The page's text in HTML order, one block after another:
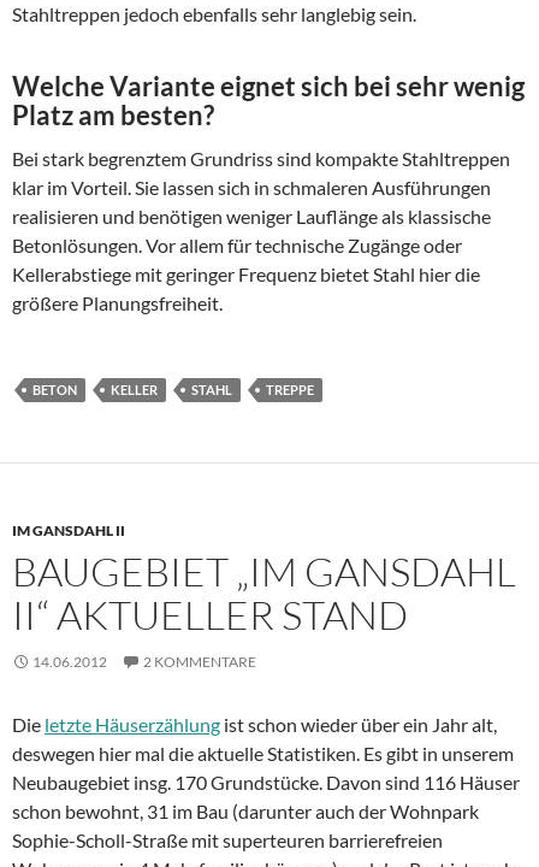
Stahltreppen jedoch ebenfalls sehr langlebig sein.
Welche Variante eignet sich bei sehr wenig
Platz am besten?
Bei stark begrenztem Grundriss sind kompakte Stahltreppen
klar im Vorteil. Sie lassen sich in schmaleren Ausführungen
realisieren und benötigen weniger Lauflänge als klassische
Betonlösungen. Vor allem für technische Zugänge oder
Kellerabstiege mit geringer Frequenz bietet Stahl hier die
größere Planungsfreiheit.
BETON KELLER STAHL TREPPE
IM GANSDAHL II
BAUGEBIET „IM GANSDAHL
II“ AKTUELLER STAND
14.06.2012 2 KOMMENTARE
Die letzte Häuserzählung ist schon wieder über ein Jahr alt,
deswegen hier mal die aktuelle Statistiken. Es gibt in unserem
Neubaugebiet insg. 170 Grundstücke. Davon sind 116 Häuser
schon bewohnt, 31 im Bau (darunter auch der Wohnpark
Sophie-Scholl-Straße mit superteuren barrierefreien